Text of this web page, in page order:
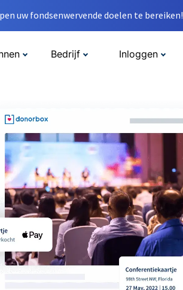
uw fondsenwervende doelen te bereiken!
Bedrijf Inloggen